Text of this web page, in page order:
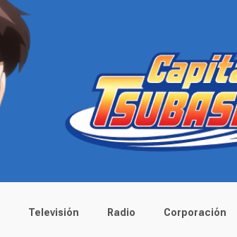
Televisión Radio Corporación